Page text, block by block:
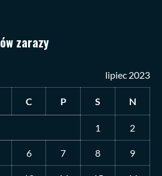
zarazy
lipiec 2023
C P S N
1 2
6 7 8 9